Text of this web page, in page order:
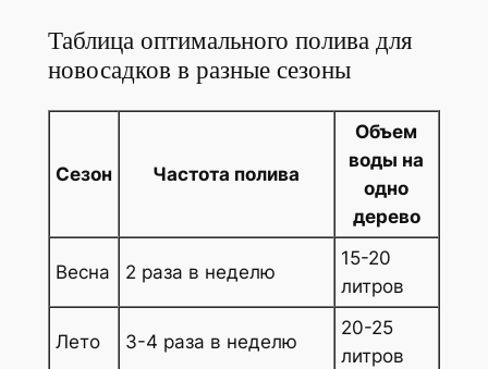
Таблица оптимального полива для
новосадков в разные сезоны
Сезон Частота полива
Объем
воды на
одно
дерево
Весна 2 раза в неделю
15-20
литров
Лето 3-4 раза в неделю
20-25
литров